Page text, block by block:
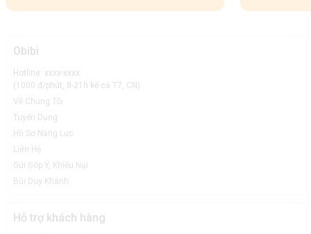
Obibi
Hotline: xxxx-xxxx
(1000 đ/phút, 8-21h kể cả T7, CN)
Về Chúng Tôi
Tuyển Dụng
Hồ Sơ Năng Lực
Liên Hệ
Gửi Góp Ý, Khiếu Nại
Bùi Duy Khánh
Hỗ trợ khách hàng